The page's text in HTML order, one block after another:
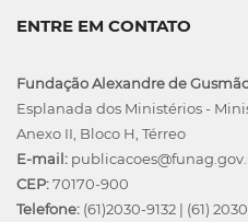
ENTRE EM CONTATO
Fundação Alexandre de
Esplanada dos Ministérios -
Anexo II, Bloco H, Térreo
E-mail:
CEP:70170-900
Telefone: (61)2030-9132 | (61)